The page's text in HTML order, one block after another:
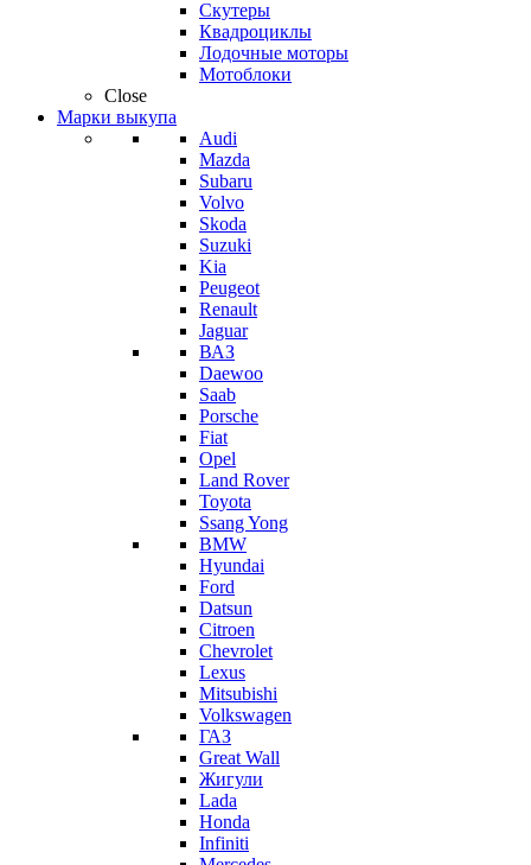
Скутеры
Квадроциклы
Лодочные моторы
Мотоблоки
Close
Марки выкупа
Audi
Mazda
Subaru
Volvo
Skoda
Suzuki
Kia
Peugeot
Renault
Jaguar
ВАЗ
Daewoo
Saab
Porsche
Fiat
Opel
Land Rover
Toyota
Ssang Yong
BMW
Hyundai
Ford
Datsun
Citroen
Chevrolet
Lexus
Mitsubishi
Volkswagen
ГАЗ
Great Wall
Жигули
Lada
Honda
Infiniti